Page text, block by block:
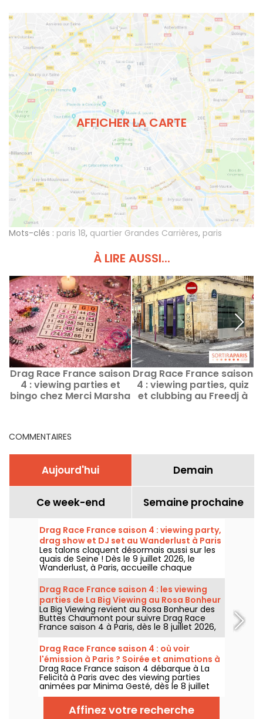
AFFICHER LA CARTE
Mots-clés : paris 18, quartier Grandes Carrières, paris
À LIRE AUSSI...
Drag Race France saison
4 : viewing parties et
bingo chez Merci Marsha
Drag Race France saison
4 : viewing parties, quiz
et clubbing au Freedj à
COMMENTAIRES
Aujourd'hui Demain
Ce week-end Semaine prochaine
Drag Race France saison 4 : viewing party,
drag show et DJ set au Wanderlust à Paris
Les talons claquent désormais aussi sur les
quais de Seine ! Dès le 9 juillet 2026, le
Wanderlust, à Paris, accueille chaque
semaine une viewing party de Drag Race
France saison 4, avec projection des
épisodes, drag shows et DJ sets jusqu'au
bout de la nuit.
Drag Race France saison 4 : les viewing
parties de La Big Viewing au Rosa Bonheur
La Big Viewing revient au Rosa Bonheur des
Buttes Chaumont pour suivre Drag Race
France saison 4 à Paris, dès le 8 juillet 2026,
puis chaque soir de diffusion. Animée par La
Big Bertha, cette viewing party réunit
projection de l’épisode, performances drag,
quiz, invités et surprises.
Drag Race France saison 4 : où voir
l'émission à Paris ? Soirée et animations à
La Felicità
Drag Race France saison 4 débarque à La
Felicità à Paris avec des viewing parties
animées par Minima Gesté, dès le 8 juillet
2026. Performances drag, animations
gratuites et food trucks complètent le
programme.Affinez votre recherche